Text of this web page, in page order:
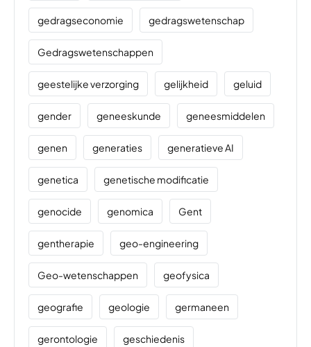
gedragseconomie gedragswetenschap
Gedragswetenschappen
geestelijke verzorging gelijkheid geluid
gender geneeskunde geneesmiddelen
genen generaties generatieve AI
genetica genetische modificatie
genocide genomica Gent
gentherapie geo-engineering
Geo-wetenschappen geofysica
geografie geologie germaneen
gerontologie geschiedenis